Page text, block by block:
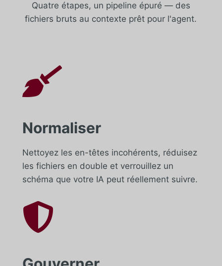
Quatre étapes, un pipeline épuré — des
fichiers bruts au contexte prêt pour l'agent.

Normaliser
Nettoyez les en-têtes incohérents, réduisez
les fichiers en double et verrouillez un
schéma que votre IA peut réellement suivre.
